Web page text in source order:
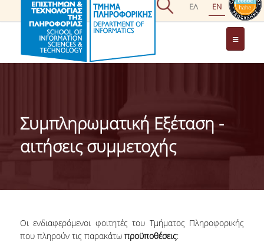
THE DEPARTMENT
ABOUT THE DEPARTMENT
ADMINISTRATION
SPECIAL TECHNICAL AND LABORATORY STAFF
Συμπληρωματική Εξέταση -
αιτήσεις συμμετοχής
Οι ενδιαφερόμενοι φοιτητές του Τμήματος Πληροφορικής
που πληρούν τις παρακάτω προϋποθέσεις: